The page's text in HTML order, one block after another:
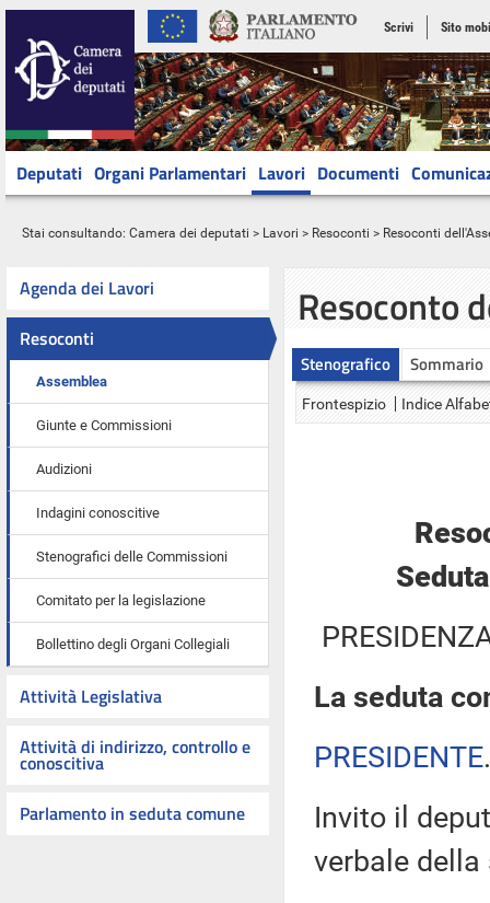
Scrivi Sito
Deputati Organi Parlamentari Lavori Documenti
Stai consultando: Camera dei deputati > Lavori > Resoconti > Resoconti
Agenda dei Lavori
Resoconti
Assemblea
Giunte e Commissioni
Audizioni
Indagini conoscitive
Stenografici delle Commissioni
Comitato per la legislazione
Bollettino degli Organi Collegiali
Attività Legislativa
Attività di indirizzo, controllo e
conoscitiva
Parlamento in seduta comune
Resoconto
Stenografico Sommario
Frontespizio Indice
La seduta
PRESIDENTE
Invito il
verbale della